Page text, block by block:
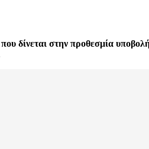
δίνεται στην προθεσμία